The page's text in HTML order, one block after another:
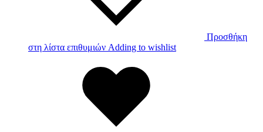
Προσθήκη
στη λίστα επιθυμιών Adding to wishlist